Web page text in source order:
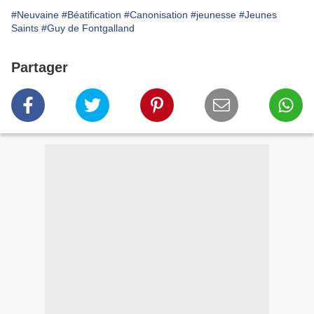
#Neuvaine #Béatification #Canonisation #jeunesse #Jeunes
Saints #Guy de Fontgalland
Partager